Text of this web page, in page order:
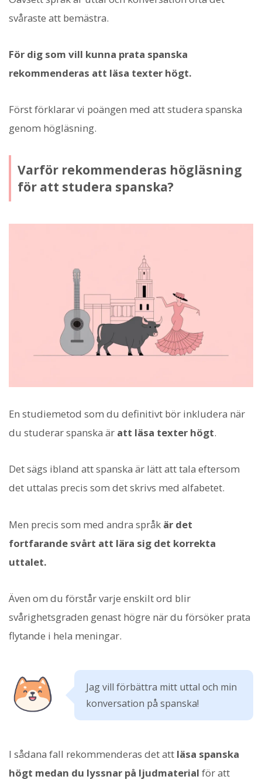
svåraste att bemästra.
För dig som vill kunna prata spanska
rekommenderas att läsa texter högt.
Först förklarar vi poängen med att studera spanska
genom högläsning.
Varför rekommenderas högläsning
för att studera spanska?
En studiemetod som du definitivt bör inkludera när
du studerar spanska är att läsa texter högt.
Det sägs ibland att spanska är lätt att tala eftersom
det uttalas precis som det skrivs med alfabetet.
Men precis som med andra språk är det
fortfarande svårt att lära sig det korrekta
uttalet.
Även om du förstår varje enskilt ord blir
svårighetsgraden genast högre när du försöker prata
flytande i hela meningar.
Jag vill förbättra mitt uttal och min
konversation på spanska!
I sådana fall rekommenderas det att läsa spanska
högt medan du lyssnar på ljudmaterial för att